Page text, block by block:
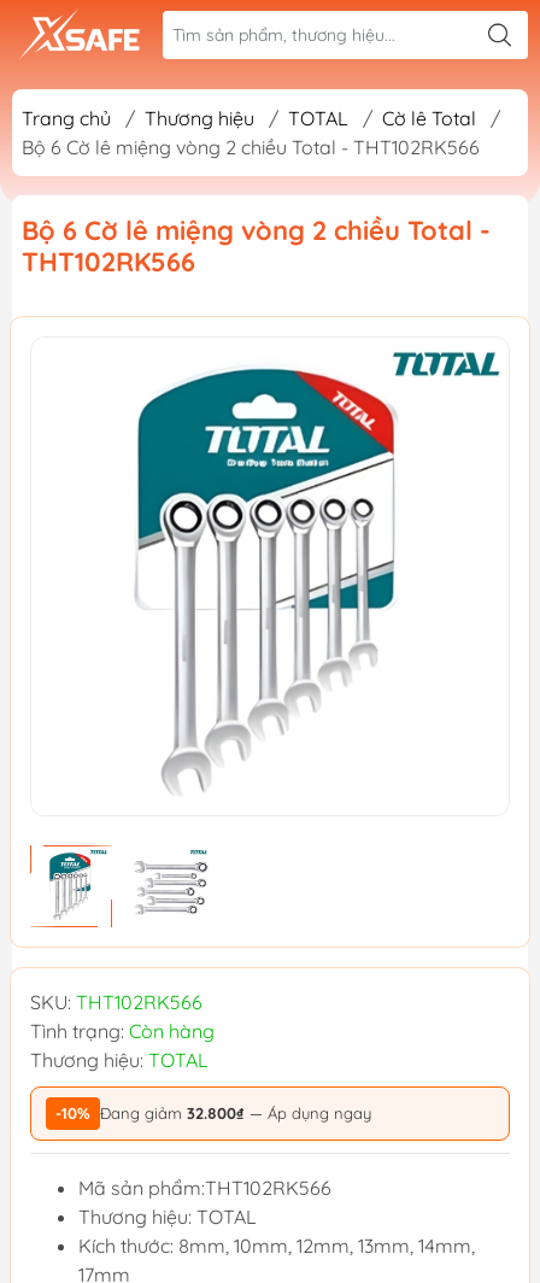
Trang chủ / Thương hiệu / TOTAL / Cờ lê Total
/
Bộ 6 Cờ lê miệng vòng 2 chiều Total - THT102RK566
Bộ 6 Cờ lê miệng vòng 2 chiều Total -
THT102RK566
SKU: THT102RK566
Tình trạng: Còn hàng
Thương hiệu: TOTAL
-10% Đang giảm 32.800₫ — Áp dụng ngay
Mã sản phẩm:THT102RK566
Thương hiệu: TOTAL
Kích thước: 8mm, 10mm, 12mm, 13mm, 14mm,
17mm